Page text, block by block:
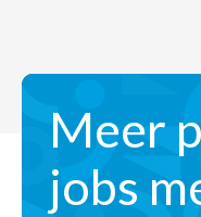
Meer
jobs